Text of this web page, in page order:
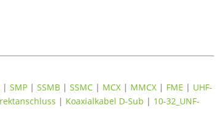
|SMP |SSMB |SSMC | MCX | MMCX | FME | UHF-
| Koaxialkabel D-Sub | 10-32_UNF-